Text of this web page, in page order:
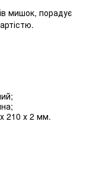
мишок, порадує
210 х 2 мм.